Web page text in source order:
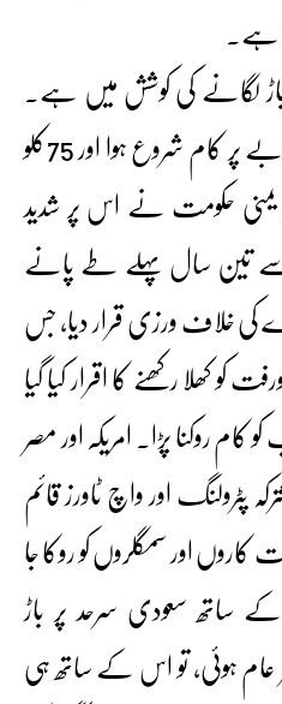
ہے۔
لگانے کی کوشش میں ہے۔
ستمبر 2003ء میں اس منصوبے پر کام شروع ہوا اور 75کلو
یمنی حکومت نے اس پر شدید
تین سال پہلے طے پانے
خلاف ورزی قرار دیا، جس
کھلا رکھنے کا اقرار کیا گیا
روکنا پڑا۔ امریکہ اور مصر
اور واچ ٹاورز قائم
کاروں اور سمگلروں کو روکا جا
کے ساتھ سعودی سرحد پر باڑ
ہوئی، تو اس کے ساتھ ہی